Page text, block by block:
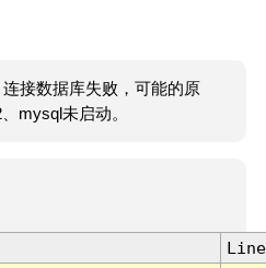
接数据库失败，可能的原
mysql未启动。
Line